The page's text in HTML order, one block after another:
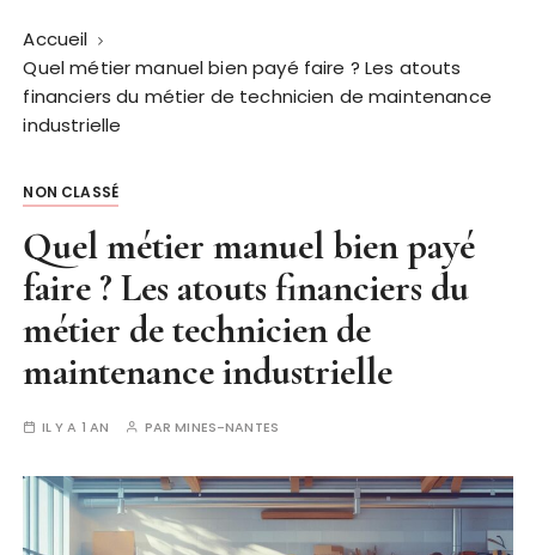
Accueil
Quel métier manuel bien payé faire ? Les atouts
financiers du métier de technicien de maintenance
industrielle
NON CLASSÉ
Quel métier manuel bien payé
faire ? Les atouts financiers du
métier de technicien de
maintenance industrielle
IL Y A 1 AN PARMINES-NANTES